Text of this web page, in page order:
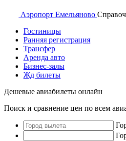
Аэропорт Емельяново
Гостиницы
Ранняя регистрация
Трансфер
Аренда авто
Бизнес-залы
Жд билеты
Дешевые авиабилеты онлайн
Поиск и сравнение цен по всем